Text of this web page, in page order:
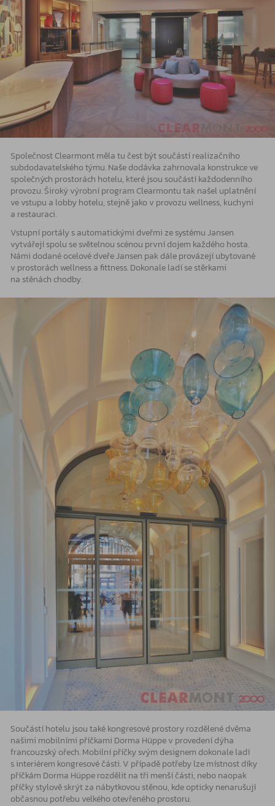
Společnost Clearmont měla tu čest být součástí realizačního
subdodavatelského týmu. Naše dodávka zahrnovala konstrukce ve
společných prostorách hotelu, které jsou součástí každodenního
provozu. Široký výrobní program Clearmontu tak našel uplatnění
ve vstupu a lobby hotelu, stejně jako v provozu wellness, kuchyni
a restauraci.
Vstupní portály s automatickými dveřmi ze systému Jansen
vytvářejí spolu se světelnou scénou první dojem každého hosta.
Námi dodané ocelové dveře Jansen pak dále provázejí ubytované
v prostorách wellness a fittness. Dokonale ladí se stěrkami
na stěnách chodby.
Součástí hotelu jsou také kongresové prostory rozdělené dvěma
našimi mobilními příčkami Dorma Hüppe v provedení dýha
francouzský ořech. Mobilní příčky svým designem dokonale ladí
s interiérem kongresové části. V případě potřeby lze místnost díky
příčkám Dorma Hüppe rozdělit na tři menší části, nebo naopak
příčky stylově skrýt za nábytkovou stěnou, kde opticky nenarušují
občasnou potřebu velkého otevřeného prostoru.